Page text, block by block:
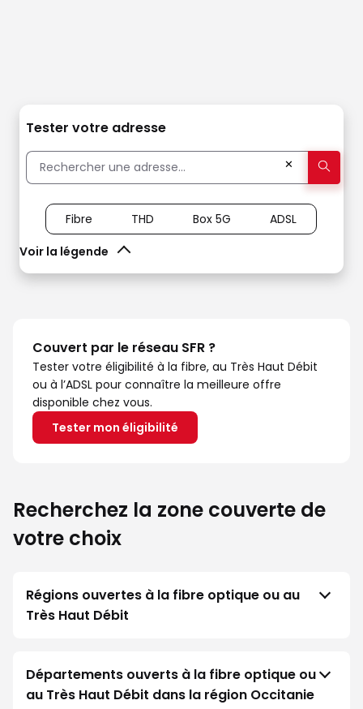
Tester votre adresse
✕
Voir la légende
Fibre THD Box 5G ADSL
Couvert par le réseau SFR ?
Tester votre éligibilité à la fibre, au Très Haut Débit
ou à l’ADSL pour connaître la meilleure offre
disponible chez vous.
Tester mon éligibilité
Recherchez la zone couverte de
votre choix
Régions ouvertes à la fibre optique ou au
Très Haut Débit
Départements ouverts à la fibre optique ou
au Très Haut Débit dans la région Occitanie